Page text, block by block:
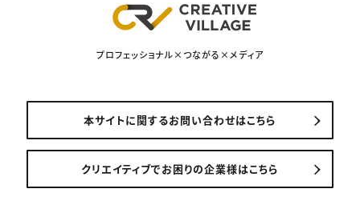
プロフェッショナル×つながる×メディア
本サイトに関するお問い合わせはこちら
クリエイティブでお困りの企業様はこちら